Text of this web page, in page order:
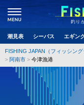
釣り
潮見表 シーバス エギン
FISHING JAPAN（フィッシング
阿南市
今津漁港